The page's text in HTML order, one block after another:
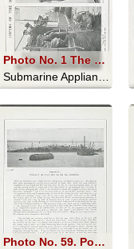
Photo No. 1 The Descent into the Sea; Photo No. 2. "Hallo! are you there?" Telephoning to the Diver below
Photo No. 59. Position of the Vessel after she had been dismantled